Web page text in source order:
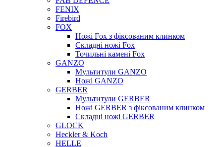
FENIX
Firebird
FOX
Ножі Fox з фіксованим клинком
Складні ножі Fox
Точильні камені Fox
GANZO
Мультитули GANZO
Ножі GANZO
GERBER
Мультитули GERBER
Ножі GERBER з фіксованим клинком
Складні ножі GERBER
GLOCK
Heckler & Koch
HELLE